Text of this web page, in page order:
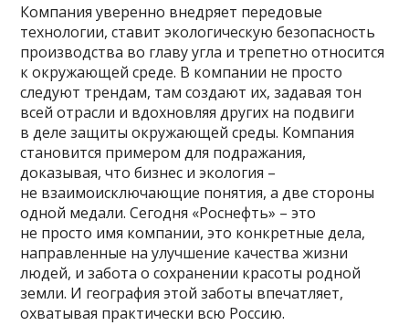
Компания уверенно внедряет передовые
технологии, ставит экологическую безопасность
производства во главу угла и трепетно относится
к окружающей среде. В компании не просто
следуют трендам, там создают их, задавая тон
всей отрасли и вдохновляя других на подвиги
в деле защиты окружающей среды. Компания
становится примером для подражания,
доказывая, что бизнес и экология –
не взаимоисключающие понятия, а две стороны
одной медали. Сегодня «Роснефть» – это
не просто имя компании, это конкретные дела,
направленные на улучшение качества жизни
людей, и забота о сохранении красоты родной
земли. И география этой заботы впечатляет,
охватывая практически всю Россию.